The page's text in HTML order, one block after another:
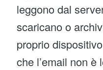
leggono dal
scaricano o
proprio
che l’email non è